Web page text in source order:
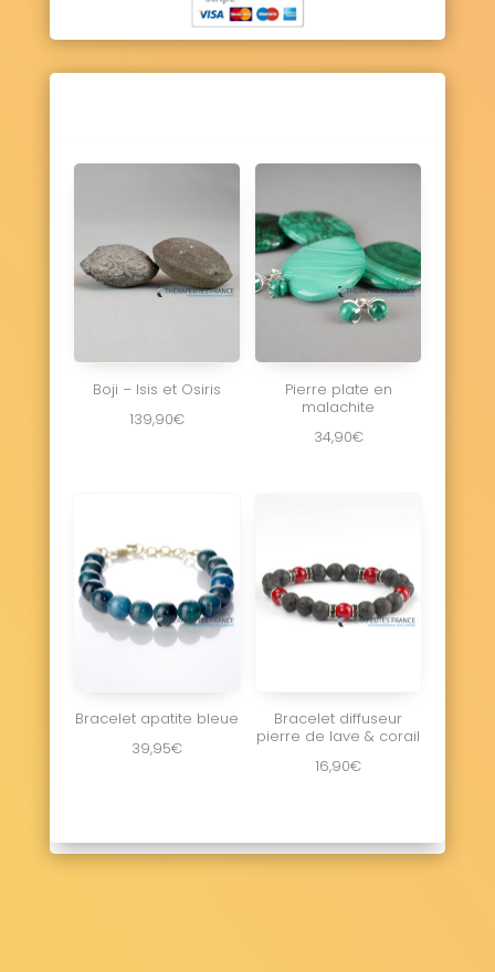
Boji – Isis et Osiris
139,90€
Pierre plate en
malachite
34,90€
Bracelet apatite bleue
39,95€
Bracelet diffuseur
pierre de lave & corail
16,90€